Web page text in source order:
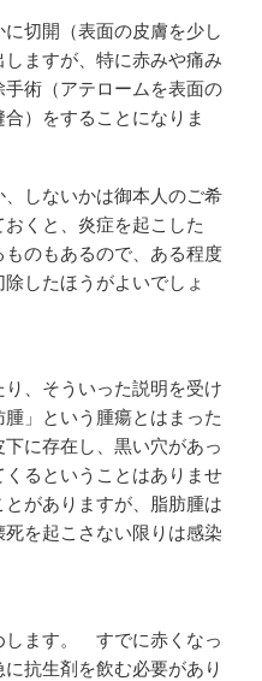
切開（表面の皮膚を少し
ますが、特に赤みや痛み
術（アテロームを表面の
）をすることになりま
しないかは御本人のご希
くと、炎症を起こした
のもあるので、ある程度
したほうがよいでしょ
、そういった説明を受け
」という腫瘍とはまった
に存在し、黒い穴があっ
るということはありませ
がありますが、脂肪腫は
を起こさない限りは感染
します。 すでに赤くなっ
抗生剤を飲む必要があり